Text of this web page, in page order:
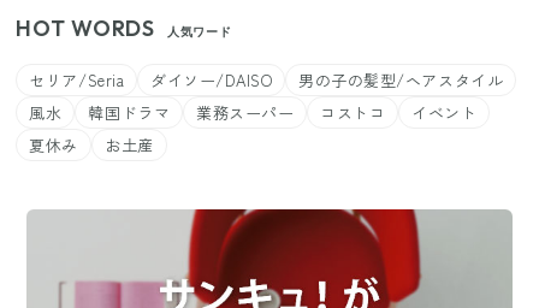
HOT WORDS 人気ワード
セリア/Seria ダイソー/DAISO
男の子の髪型/ヘアスタイル
風水
韓国ドラマ 業務スーパー コストコ
イベント
夏休み
お土産